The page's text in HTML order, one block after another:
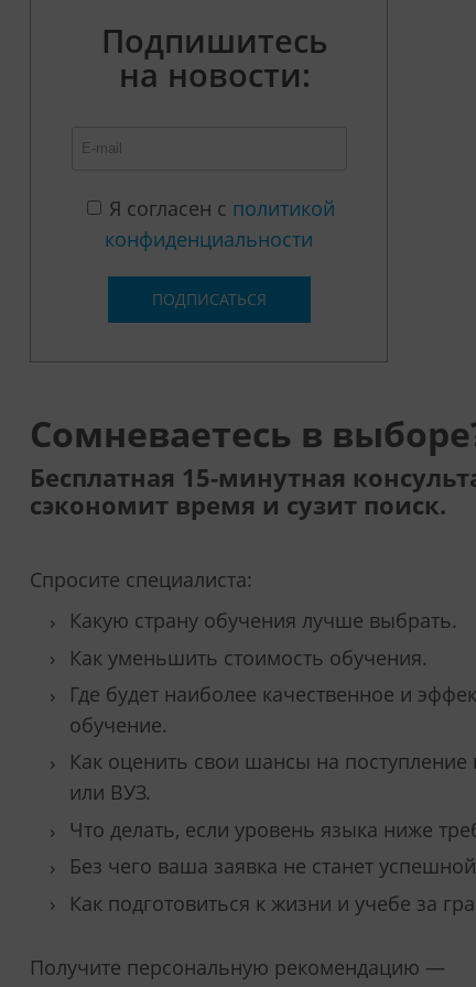
Подпишитесь
на новости:
Я согласен с политикой
конфиденциальности
ПОДПИСАТЬСЯ
Сомневаетесь в
Бесплатная 15-минутная
сэкономит время и сузит поиск.
Спросите специалиста:
Какую страну обучения лучше выбрать.
Как уменьшить стоимость обучения.
Где будет наиболее качественное и
обучение.
Как оценить свои шансы на поступление
или ВУЗ.
Что делать, если уровень языка ниже
Без чего ваша заявка не станет
Как подготовиться к жизни и учебе за
Получите персональную рекомендацию —